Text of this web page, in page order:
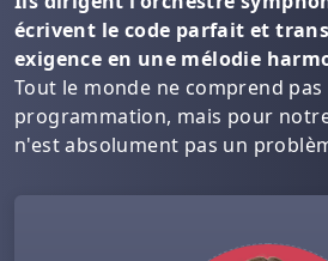
écrivent le code parfait et
exigence en une mélodie
Tout le monde ne comprend
programmation, mais pour
n'est absolument pas un